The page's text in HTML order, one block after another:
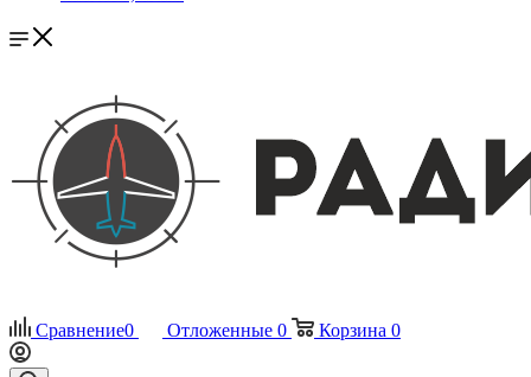
Сравнение0 Отложенные 0 Корзина 0